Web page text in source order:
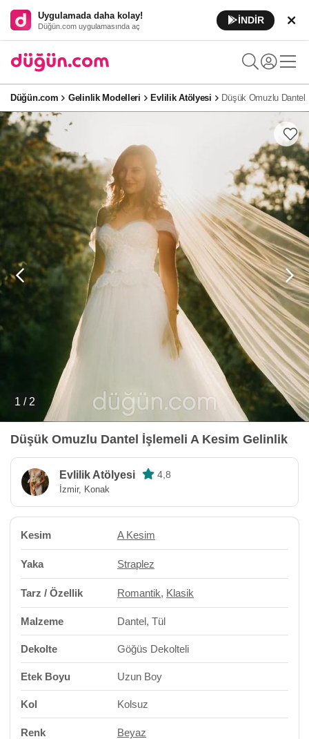
Uygulamada daha kolay!
Düğün.com uygulamasında aç
İNDİR
Düğün.com Gelinlik Modelleri Evlilik Atölyesi Düşük Omuzlu
1 / 2
Düşük Omuzlu Dantel İşlemeli A Kesim Gelinlik
Evlilik Atölyesi 4,8
İzmir, Konak
Kesim A Kesim
Yaka Straplez
Tarz / Özellik Romantik, Klasik
Malzeme Dantel, Tül
Dekolte Göğüs Dekolteli
Etek Boyu Uzun Boy
Kol Kolsuz
Renk Beyaz